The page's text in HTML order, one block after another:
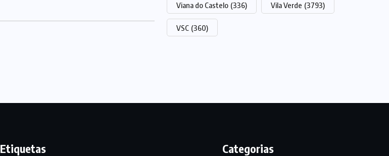
Viana do Castelo (336) Vila Verde (3793)
VSC (360)
Etiquetas Categorias